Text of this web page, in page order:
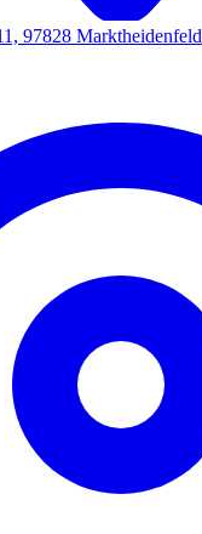
97828 Marktheidenfeld